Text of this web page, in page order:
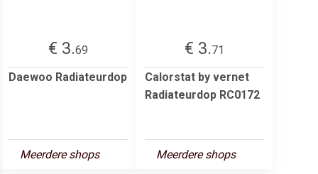
€ 3.69
Daewoo Radiateurdop
Meerdere shops
€ 3.71
Calorstat by vernet
Radiateurdop RC0172
Meerdere shops